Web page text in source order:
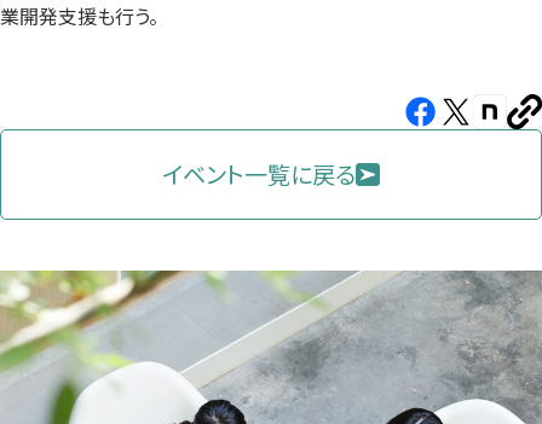
業開発支援も行う。
Facebook（新
し
で
ま
す）
X（新
し
で
開
き
す）
note（新
し
で
開
き
ま
す）
イベント一覧に戻る